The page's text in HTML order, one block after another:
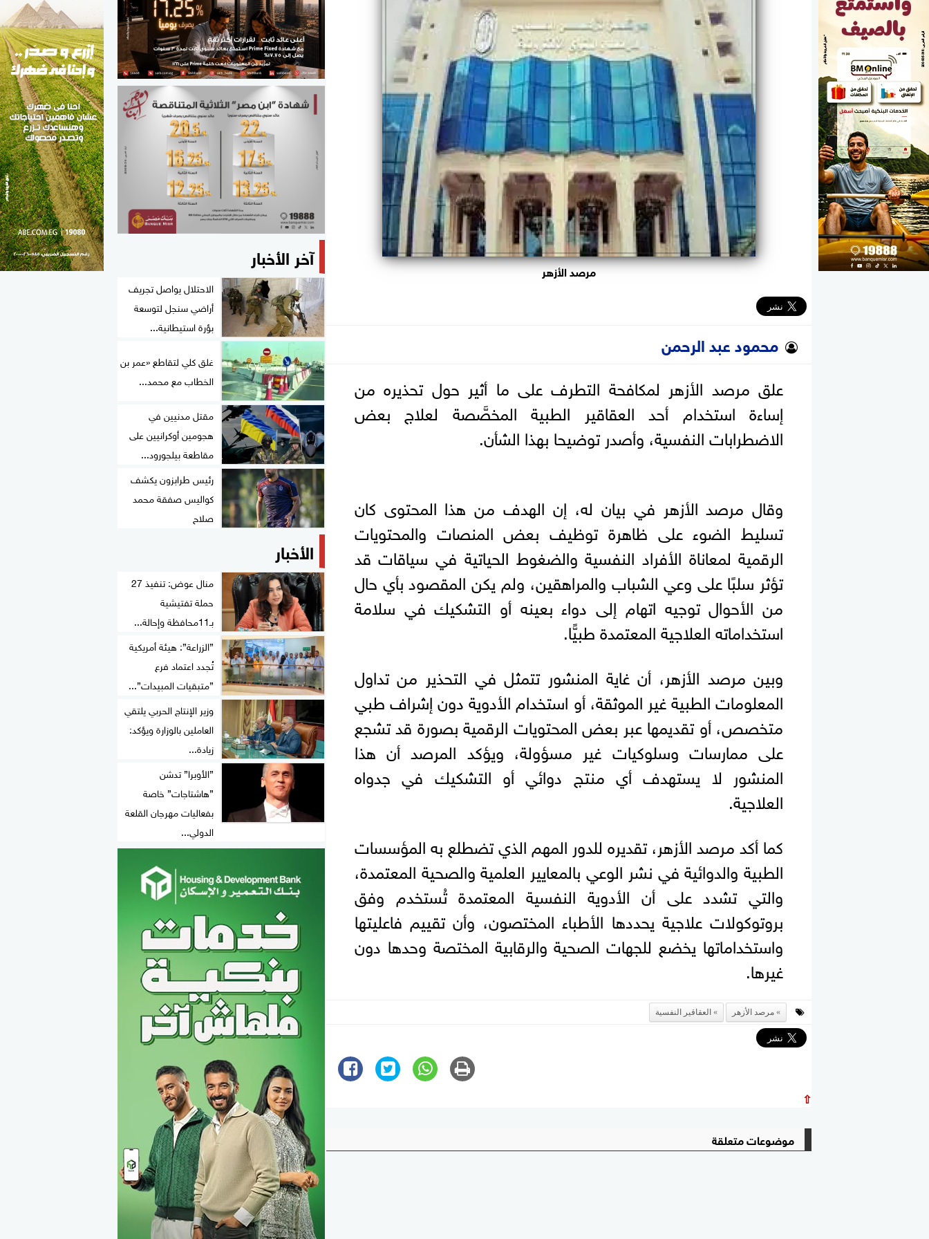
مواهب مصر
مرصد الأزهر
محمود عبد الرحمن
علق مرصد الأزهر لمكافحة التطرف على ما أثير حول تحذيره من
إساءة استخدام أحد العقاقير الطبية المخصَّصة لعلاج بعض
الاضطرابات النفسية، وأصدر توضيحا بهذا الشأن.
وقال مرصد الأزهر في بيان له، إن الهدف من هذا المحتوى كان
تسليط الضوء على ظاهرة توظيف بعض المنصات والمحتويات
الرقمية لمعاناة الأفراد النفسية والضغوط الحياتية في سياقات قد
تؤثر سلبًا على وعي الشباب والمراهقين، ولم يكن المقصود بأي حال
من الأحوال توجيه اتهام إلى دواء بعينه أو التشكيك في سلامة
استخداماته العلاجية المعتمدة طبيًّا.
وبين مرصد الأزهر، أن غاية المنشور تتمثل في التحذير من تداول
المعلومات الطبية غير الموثقة، أو استخدام الأدوية دون إشراف طبي
متخصص، أو تقديمها عبر بعض المحتويات الرقمية بصورة قد تشجع
على ممارسات وسلوكيات غير مسؤولة، ويؤكد المرصد أن هذا
المنشور لا يستهدف أي منتج دوائي أو التشكيك في جدواه
العلاجية.
كما أكد مرصد الأزهر، تقديره للدور المهم الذي تضطلع به المؤسسات
الطبية والدوائية في نشر الوعي بالمعايير العلمية والصحية المعتمدة،
والتي تشدد على أن الأدوية النفسية المعتمدة تُستخدم وفق
بروتوكولات علاجية يحددها الأطباء المختصون، وأن تقييم فاعليتها
واستخداماتها يخضع للجهات الصحية والرقابية المختصة وحدها دون
غيرها.
مرصد الأزهر العقاقير النفسية
⇧
موضوعات متعلقة
آخر الأخبار
الاحتلال يواصل تجريف
أراضي سنجل لتوسعة
بؤرة استيطانية...
غلق كلي لتقاطع «عمر بن
الخطاب مع محمد...
مقتل مدنيين في
هجومين أوكرانيين على
مقاطعة بيلجورود...
رئيس طرابزون يكشف
كواليس صفقة محمد
صلاح
الأخبار
منال عوض: تنفيذ 27
حملة تفتيشية
بـ11محافظة وإحالة...
”الزراعة”: هيئة أمريكية
تُجدد اعتماد فرع
”متبقيات المبيدات”...
وزير الإنتاج الحربي يلتقي
العاملين بالوزارة ويؤكد:
زيادة...
”الأوبرا” تدشن
”هاشتاجات” خاصة
بفعاليات مهرجان القلعة
الدولي...